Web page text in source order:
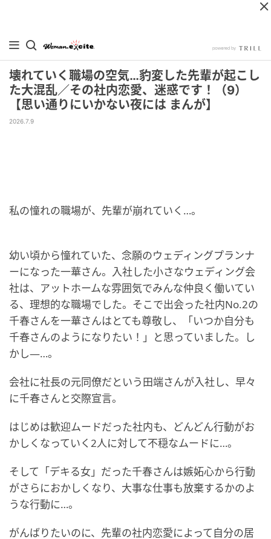
壊れていく職場の空気…豹変した先輩が起こし
た大混乱／その社内恋愛、迷惑です！（9）
【思い通りにいかない夜には まんが】
2026.7.9
私の憧れの職場が、先輩が崩れていく…。
幼い頃から憧れていた、念願のウェディングプランナ
ーになった一華さん。入社した小さなウェディング会
社は、アットホームな雰囲気でみんな仲良く働いてい
る、理想的な職場でした。そこで出会った社内No.2の
千春さんを一華さんはとても尊敬し、「いつか自分も
千春さんのようになりたい！」と思っていました。し
かし―…。
会社に社長の元同僚だという田端さんが入社し、早々
に千春さんと交際宣言。
はじめは歓迎ムードだった社内も、どんどん行動がお
かしくなっていく2人に対して不穏なムードに…。
そして「デキる女」だった千春さんは嫉妬心から行動
がさらにおかしくなり、大事な仕事も放棄するかのよ
うな行動に…。
がんばりたいのに、先輩の社内恋愛によって自分の居